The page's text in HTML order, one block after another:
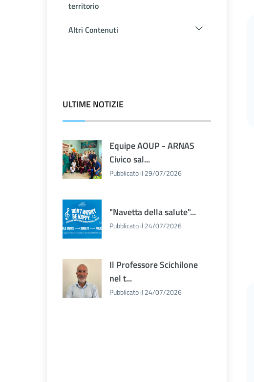
territorio
Altri Contenuti
ULTIME NOTIZIE
Equipe AOUP - ARNAS
Civico sal...
Pubblicato il 29/07/2026
"Navetta della salute"...
Pubblicato il 24/07/2026
Il Professore Scichilone
nel t...
Pubblicato il 24/07/2026